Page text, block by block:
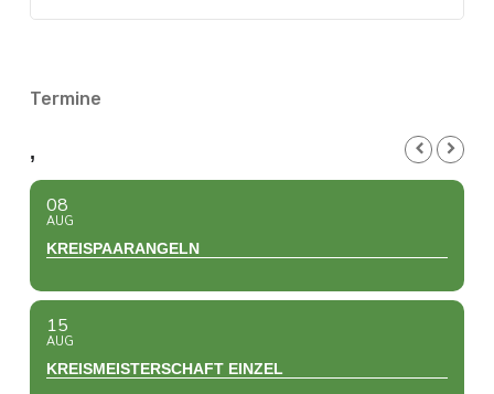
Termine
,
08
AUG
KREISPAARANGELN
15
AUG
KREISMEISTERSCHAFT EINZEL